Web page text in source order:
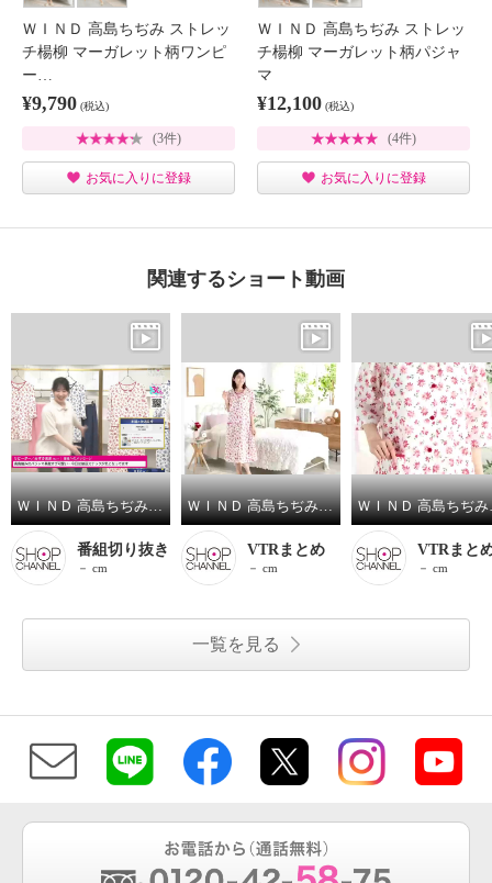
ＷＩＮＤ 高島ちぢみ ストレッ
チ楊柳 マーガレット柄ワンピ
ー…
¥9,790 (税込)
(3件)
お気に入りに登録
ＷＩＮＤ 高島ちぢみ ストレッ
チ楊柳 マーガレット柄パジャ
マ
¥12,100 (税込)
(4件)
お気に入りに登録
関連するショート動画
ＷＩＮＤ 高島ちぢみ ストレッチ楊柳 マーガレット柄パジャマ／ワンピース
番組切り抜き
－ cm
ＷＩＮＤ 高島ちぢみ ストレッチ楊柳 マーガレット柄ワンピース
VTRまとめ
－ cm
ＷＩＮＤ
VTRまと
－ cm
一覧を見る